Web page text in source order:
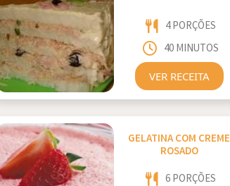
4 PORÇÕES
40 MINUTOS
VER RECEITA
GELATINA COM CREME
ROSADO
6 PORÇÕES